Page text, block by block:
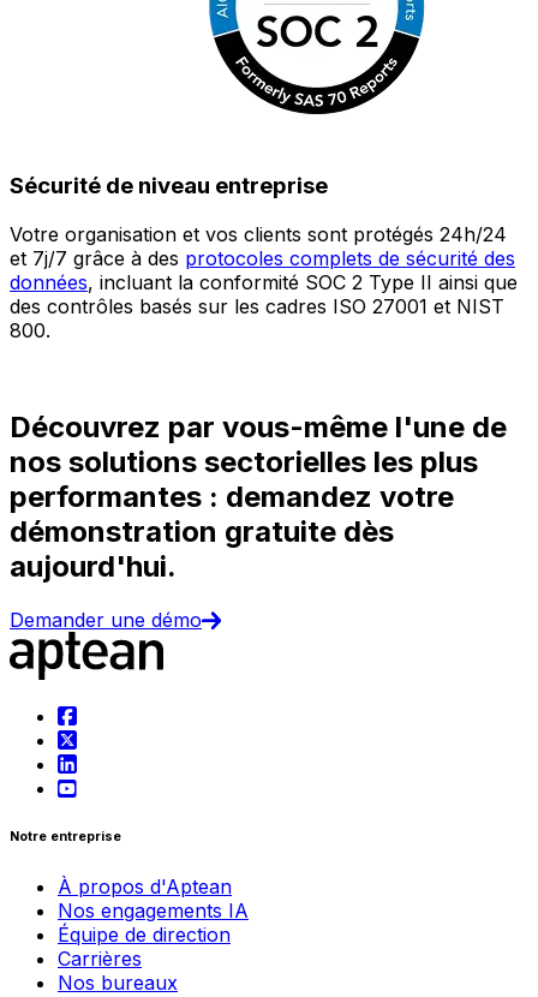
Sécurité de niveau entreprise
Votre organisation et vos clients sont protégés 24h/24
et 7j/7 grâce à des protocoles complets de sécurité des
données, incluant la conformité SOC 2 Type II ainsi que
des contrôles basés sur les cadres ISO 27001 et NIST
800.
Découvrez par vous-même l'une de
nos solutions sectorielles les plus
performantes : demandez votre
démonstration gratuite dès
aujourd'hui.
Demander une démo
Notre entreprise
À propos d'Aptean
Nos engagements IA
Équipe de direction
Carrières
Nos bureaux